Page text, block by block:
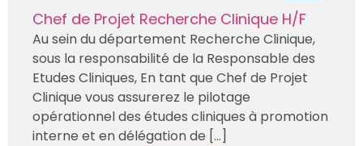
Chef de Projet Recherche Clinique H/F
Au sein du département Recherche Clinique,
sous la responsabilité de la Responsable des
Etudes Cliniques, En tant que Chef de Projet
Clinique vous assurerez le pilotage
opérationnel des études cliniques à promotion
interne et en délégation de [...]